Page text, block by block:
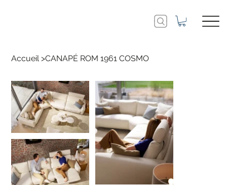
Accueil >CANAPÉ ROM 1961 COSMO